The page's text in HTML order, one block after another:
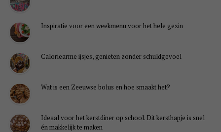
Inspiratie voor een weekmenu voor het hele gezin
Caloriearme ijsjes, genieten zonder schuldgevoel
Wat is een Zeeuwse bolus en hoe smaakt het?
Ideaal voor het kerstdiner op school. Dit kersthapje is snel
én makkelijk te maken